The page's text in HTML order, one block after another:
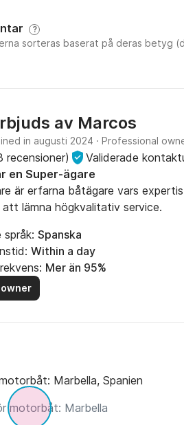
?
sorteras baserat på deras betyg
av Marcos
in augusti 2024 · Professional
recensioner) Validerade
en Super-ägare
är erfarna båtägare vars
lämna högkvalitativ service.
språk: Spanska
Within a day
Mer än 95%
Marbella, Spanien